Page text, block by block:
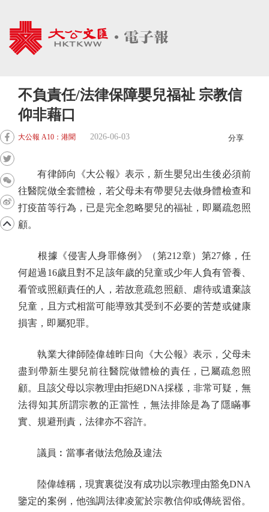
不負責任/法律保障嬰兒福祉 宗教信
仰非藉口
大公報 A10：港聞 2026-06-03 分享
有律師向《大公報》表示，新生嬰兒出生後必須前
往醫院做全套體檢，若父母未有帶嬰兒去做身體檢查和
打疫苗等行為，已是完全忽略嬰兒的福祉，即屬疏忽照
顧。
根據《侵害人身罪條例》（第212章）第27條，任
何超過16歲且對不足該年歲的兒童或少年人負有管養、
看管或照顧責任的人，若故意疏忽照顧、虐待或遺棄該
兒童，且方式相當可能導致其受到不必要的苦楚或健康
損害，即屬犯罪。
執業大律師陸偉雄昨日向《大公報》表示，父母未
盡到帶新生嬰兒前往醫院做體檢的責任，已屬疏忽照
顧。且該父母以宗教理由拒絕DNA採樣，非常可疑，無
法得知其所謂宗教的正當性，無法排除是為了隱瞞事
實、規避刑責，法律亦不容許。
議員︰當事者做法危險及違法
陸偉雄稱，現實裏從沒有成功以宗教理由豁免DNA
鑒定的案例，他強調法律凌駕於宗教信仰或傳統習俗。